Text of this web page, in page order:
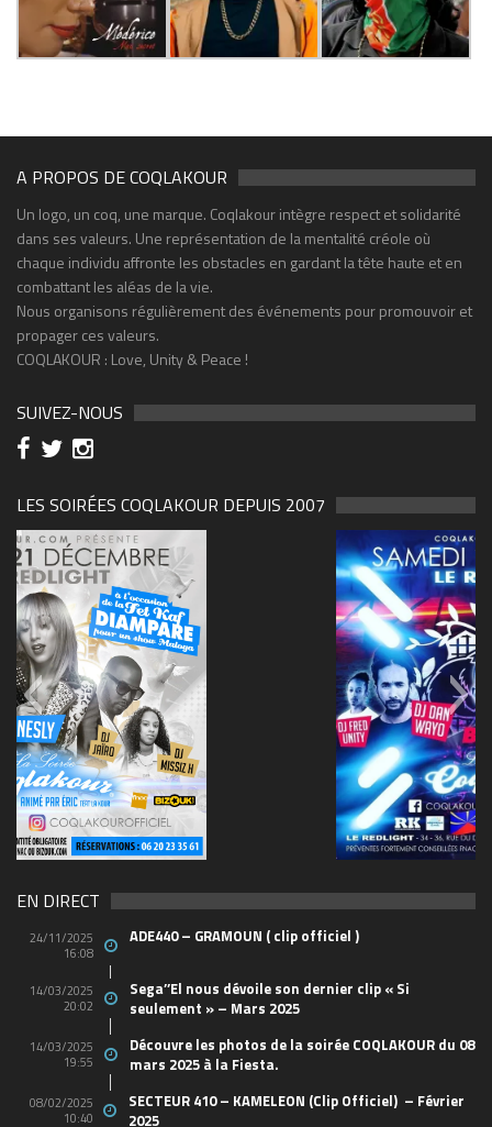
A PROPOS DE COQLAKOUR
Un logo, un coq, une marque. Coqlakour intègre respect et solidarité
dans ses valeurs. Une représentation de la mentalité créole où
chaque individu affronte les obstacles en gardant la tête haute et en
combattant les aléas de la vie.
Nous organisons régulièrement des événements pour promouvoir et
propager ces valeurs.
COQLAKOUR : Love, Unity & Peace !
SUIVEZ-NOUS
LES SOIRÉES COQLAKOUR DEPUIS 2007
(1)
EN DIRECT
24/11/2025
16:08
ADE440 – GRAMOUN ( clip officiel )
14/03/2025
20:02
Sega’’El nous dévoile son dernier clip « Si
seulement » – Mars 2025
14/03/2025
19:55
Découvre les photos de la soirée COQLAKOUR du 08
mars 2025 à la Fiesta.
08/02/2025
10:40
SECTEUR 410 – KAMELEON (Clip Officiel) – Février
2025